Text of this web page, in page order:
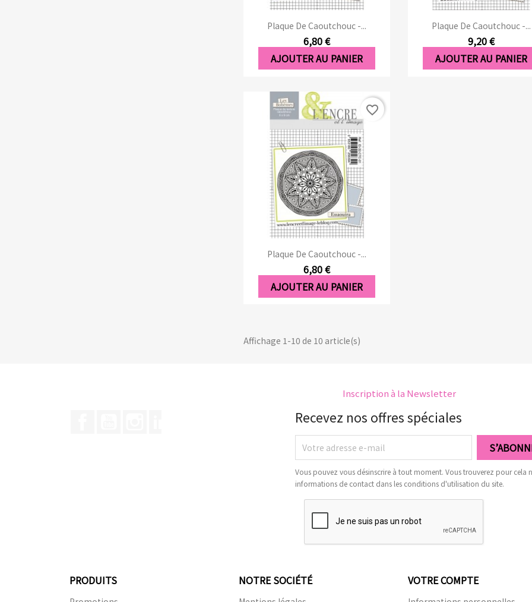
Plaque De Caoutchouc -...
6,80 €
AJOUTER AU PANIER
Aperçu rapide Plaque De Caoutchouc -...
9,20 €
AJOUTER AU PANIER
Aperçu rapide
Plaque De Caoutchouc -...
6,80 €
AJOUTER AU PANIER
Aperçu rapide
favorite_border
Affichage 1-10 de 10 article(s)
Inscription à la Newsletter
Recevez nos offres spéciales
Vous pouvez vous désinscrire à tout moment. Vous trouverez pour cela
informations de contact dans les conditions d'utilisation du site.
PRODUITS NOTRE SOCIÉTÉ VOTRE COMPTE